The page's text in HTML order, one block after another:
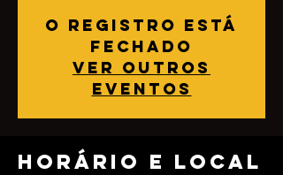
O registro está
fechado
Ver outros
eventos
Horário e local